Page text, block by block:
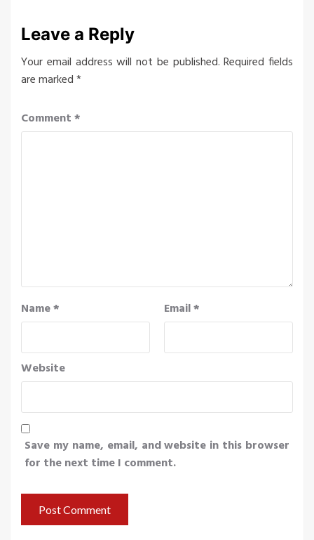
Leave a Reply
Your email address will not be published. Required fields
are marked*
Comment*
Name* Email*
Website
Save my name, email, and website in this browser
for the next time I comment.